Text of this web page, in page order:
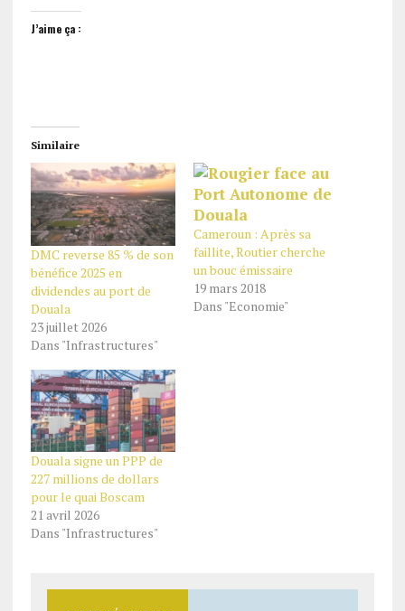
J’aime ça :
Similaire
DMC reverse 85 % de son
bénéfice 2025 en
dividendes au port de
Douala
23 juillet 2026
Dans "Infrastructures"
Cameroun : Après sa
faillite, Routier cherche
un bouc émissaire
19 mars 2018
Dans "Economie"
Douala signe un PPP de
227 millions de dollars
pour le quai Boscam
21 avril 2026
Dans "Infrastructures"